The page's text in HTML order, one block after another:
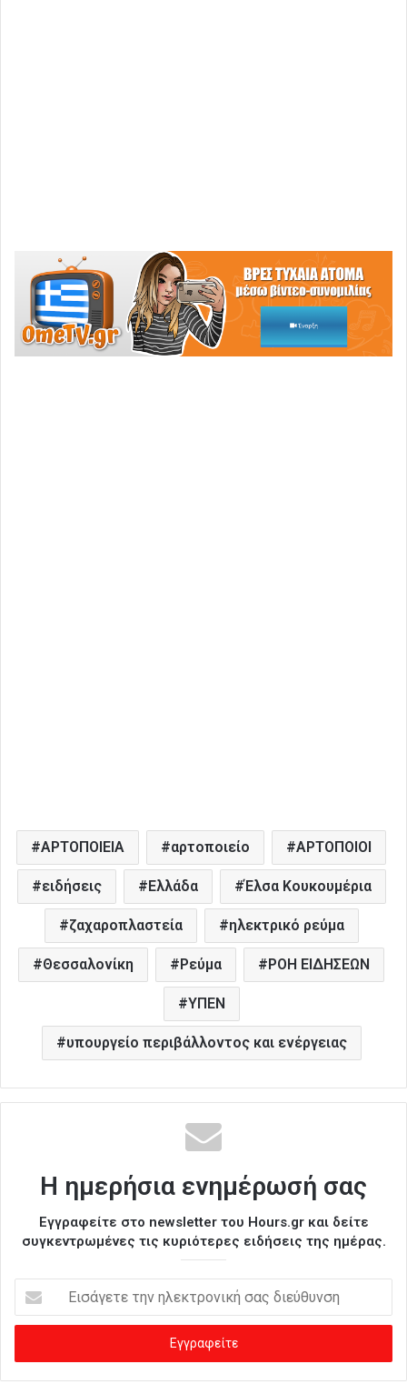
ΑΡΤΟΠΟΙΕΙΑ αρτοποιείο ΑΡΤΟΠΟΙΟΙ
ειδήσεις Ελλάδα Έλσα Κουκουμέρια
ζαχαροπλαστεία ηλεκτρικό ρεύμα
Θεσσαλονίκη Ρεύμα ΡΟΗ ΕΙΔΗΣΕΩΝ
ΥΠΕΝ
υπουργείο περιβάλλοντος και ενέργειας
Η ημερήσια ενημέρωσή σας
Εγγραφείτε στο newsletter του Hours.gr και δείτε
συγκεντρωμένες τις κυριότερες ειδήσεις της ημέρας.
σ
γ
ε